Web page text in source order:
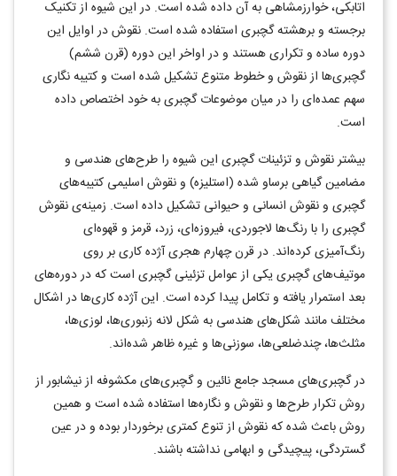
اتابکی، خوارزمشاهی به آن داده شده است. در این شیوه از تکنیک
برجسته و برهشته گچبری استفاده شده است. نقوش در اوایل این
دوره ساده و تکراری هستند و در اواخر این دوره (قرن ششم)
گچبری‌ها از نقوش و خطوط متنوع تشکیل شده است و کتیبه نگاری
سهم عمده‌ای را در میان موضوعات گچبری به خود اختصاص داده
است.
بیشتر نقوش و تزئینات گچبری این شیوه را طرح‌های هندسی و
مضامین گیاهی برساو شده (استلیزه) و نقوش اسلیمی کتیبه‌های
گچبری و نقوش انسانی و حیوانی تشکیل داده است. زمینه‌ی نقوش
گچبری را با رنگ‌ها لاجوردی، فیروزه‌ای، زرد، قرمز و قهوه‌ای
رنگ‌آمیزی کرده‌اند. در قرن چهارم هجری آژده کاری بر روی
موتیف‌های گچبری یکی از عوامل تزئینی گچبری است که در دوره‌های
بعد استمرار یافته و تکامل پیدا کرده است. این آژده کاری‌ها در اشکال
مختلف مانند شکل‌های هندسی به شکل لانه زنبوری‌ها، لوزی‌ها،
مثلث‌ها، چندضلعی‌ها، سوزنی‌ها و غیره ظاهر شده‌اند.
در گچبری‌های مسجد جامع نائین و گچبری‌های مکشوفه از نیشابور از
روش تکرار طرح‌ها و نقوش و نگاره‌ها استفاده شده است و همین
روش باعث شده که نقوش از تنوع کمتری برخوردار بوده و در عین
گستردگی، پیچیدگی و ابهامی نداشته باشند.